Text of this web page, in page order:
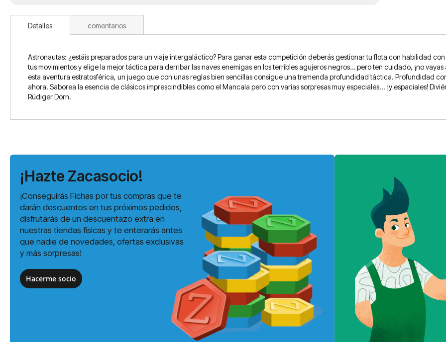
Detalles
Astronautas: ¿estáis preparados para un viaje intergaláctico? Para ganar esta competición deberás gestionar tu flota con habilidad
tus movimientos y elige la mejor táctica para derribar las naves enemigas en los terribles agujeros negros… pero ten cuidado, ¡no
esta aventura estratosférica, un juego que con unas reglas bien sencillas consigue una tremenda profundidad táctica. Profundidad
ahora. Saborea la esencia de clásicos imprescindibles como el Mancala pero con varias sorpresas muy especiales... ¡y espaciales!
Rüdiger Dorn.
comentarios
¡Hazte Zacasocio!
¡Conseguirás Fichas por tus compras que te
darán descuentos en tus próximos pedidos,
disfrutarás de un descuentazo extra en
nuestras tiendas físicas y te enterarás antes
que nadie de novedades, ofertas exclusivas
y más sorpresas!
Hacerme socio